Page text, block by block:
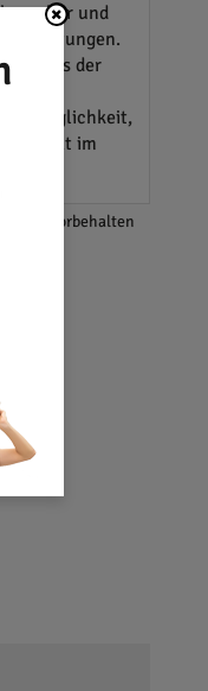
und
aus der
die
Möglichkeit,
Qualität im
vorbehalten